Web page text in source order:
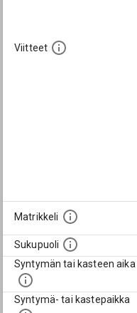
Viitteet
Matrikkeli
Sukupuoli
Syntymän tai kasteen aika
Syntymä- tai kastepaikka